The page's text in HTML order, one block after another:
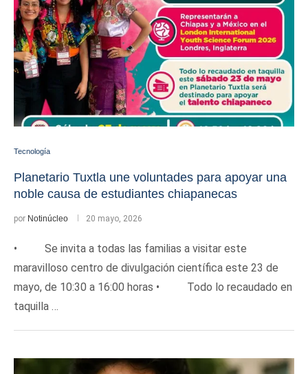
Tecnología
Planetario Tuxtla une voluntades para apoyar una
noble causa de estudiantes chiapanecas
por Notinúcleo 20 mayo, 2026
• Se invita a todas las familias a visitar este
maravilloso centro de divulgación científica este 23 de
mayo, de 10:30 a 16:00 horas • Todo lo recaudado en
taquilla …